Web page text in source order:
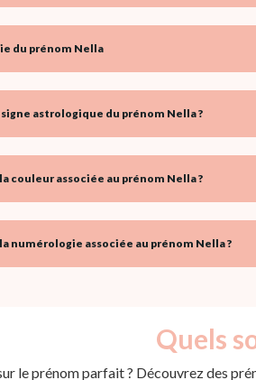
du prénom Nella
astrologique du prénom Nella ?
couleur associée au prénom Nella ?
numérologie associée au prénom Nella ?
Quels
le prénom parfait ? Découvrez des